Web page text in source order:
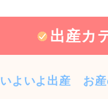
出産カ
いよいよ出産 お